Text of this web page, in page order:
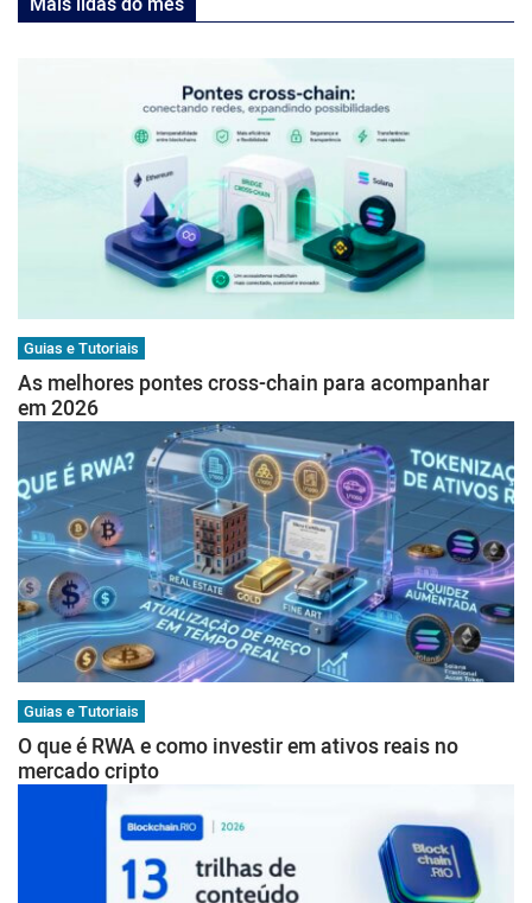
Guias e Tutoriais
As melhores pontes cross-chain para acompanhar
em 2026
Guias e Tutoriais
O que é RWA e como investir em ativos reais no
mercado cripto